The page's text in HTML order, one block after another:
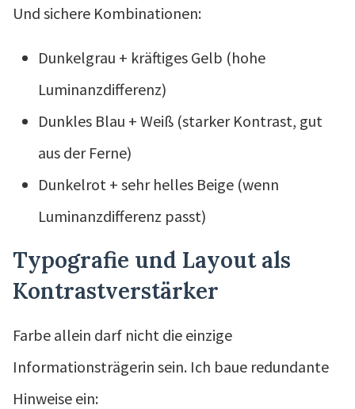
Und sichere Kombinationen:
Dunkelgrau + kräftiges Gelb (hohe
Luminanzdifferenz)
Dunkles Blau + Weiß (starker Kontrast, gut
aus der Ferne)
Dunkelrot + sehr helles Beige (wenn
Luminanzdifferenz passt)
Typografie und Layout als
Kontrastverstärker
Farbe allein darf nicht die einzige
Informationsträgerin sein. Ich baue redundante
Hinweise ein: